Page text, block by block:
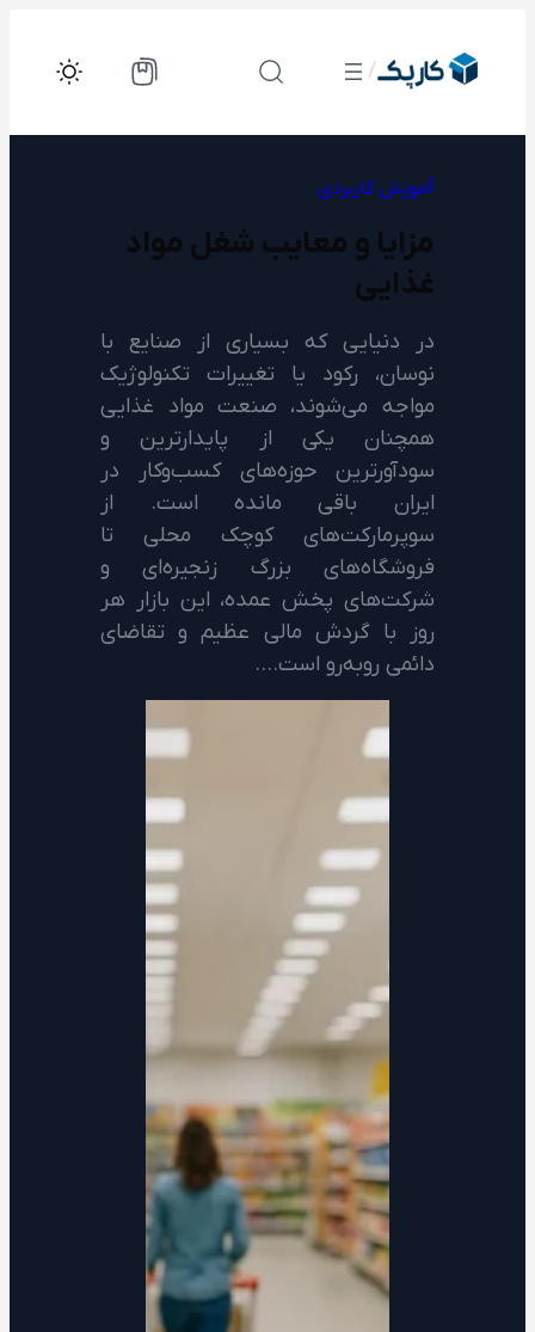
/
آموزش کاربردی
مزایا و معایب شغل مواد
غذایی
در دنیایی که بسیاری از صنایع با
نوسان، رکود یا تغییرات تکنولوژیک
مواجه می‌شوند، صنعت مواد غذایی
همچنان یکی از پایدارترین و
سودآورترین حوزه‌های کسب‌وکار در
ایران باقی مانده است. از
سوپرمارکت‌های کوچک محلی تا
فروشگاه‌های بزرگ زنجیره‌ای و
شرکت‌های پخش عمده، این بازار هر
روز با گردش مالی عظیم و تقاضای
دائمی روبه‌رو است.…